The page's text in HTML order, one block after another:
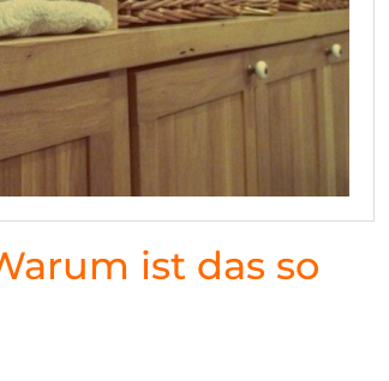
ist das so